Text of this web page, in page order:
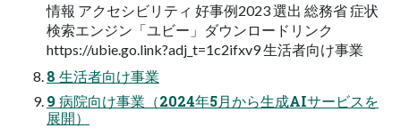
情報 アクセシビリティ 好事例2023 選出 総務省 症状
検索エンジン「ユビー」ダウンロードリンク
https://ubie.go.link?adj_t=1c2ifxv9 生活者向け事業
8 生活者向け事業
9 病院向け事業（2024年5月から生成AIサービスを
展開）